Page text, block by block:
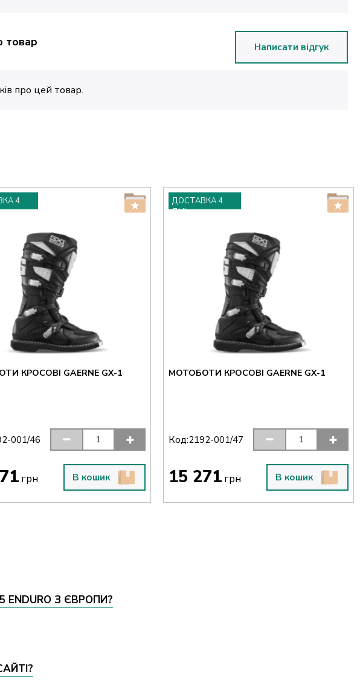
товар Написати відгук
про цей товар.
4
КРОСОВІ GAERNE GX-1
001/46
грн В кошик
ДОСТАВКА 4
ДНІ
МОТОБОТИ КРОСОВІ GAERNE GX-1
Код:2192-001/47
15 271 грн В кошик
З ЄВРОПИ?